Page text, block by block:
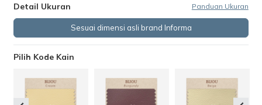
Detail Ukuran Panduan Ukuran
Sesuai dimensi asli brand Informa
Pilih Kode Kain